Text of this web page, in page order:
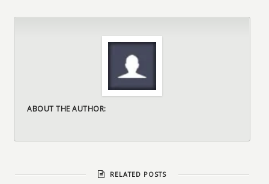
ABOUT THE AUTHOR:
RELATED POSTS